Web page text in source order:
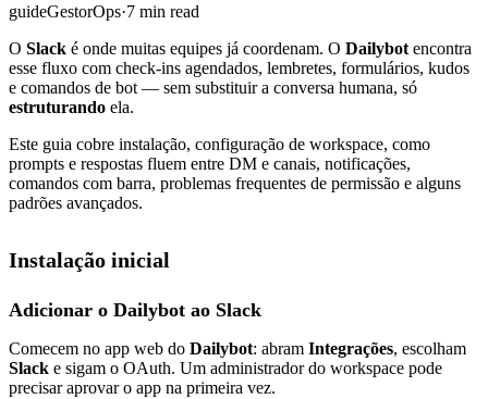
guideGestorOps·7 min read
O Slack é onde muitas equipes já coordenam. O Dailybotencontra
esse fluxo com check-ins agendados, lembretes, formulários, kudos
e comandos de bot — sem substituir a conversa humana, só
estruturando ela.
Este guia cobre instalação, configuração de workspace, como
prompts e respostas fluem entre DM e canais, notificações,
comandos com barra, problemas frequentes de permissão e alguns
padrões avançados.
Instalação inicial
Adicionar o Dailybot ao Slack
Comecem no app web do Dailybot: abram Integrações, escolham
Slack e sigam o OAuth. Um administrador do workspace pode
precisar aprovar o app na primeira vez.